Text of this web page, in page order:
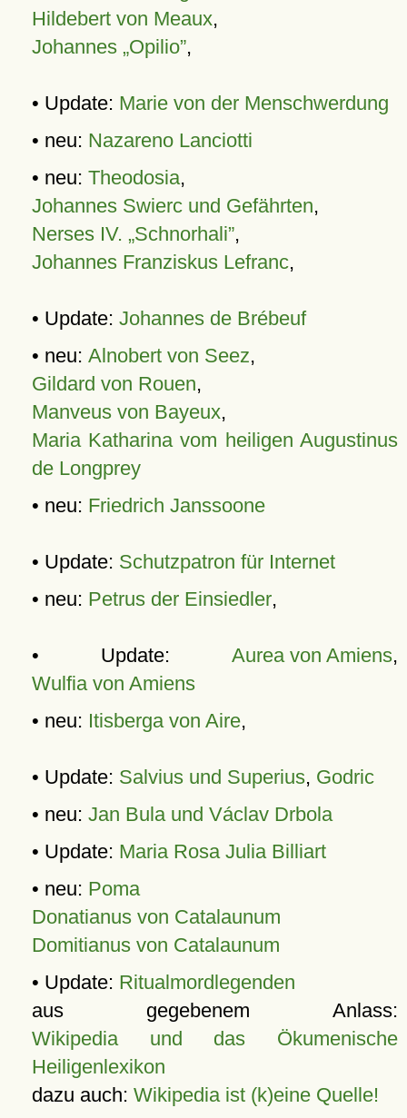
Hildebert von Meaux,
Johannes „Opilio”,
• Update: Marie von der Menschwerdung
• neu: Nazareno Lanciotti
• neu: Theodosia,
Johannes Swierc und Gefährten,
Nerses IV. „Schnorhali”,
Johannes Franziskus Lefranc,
• Update: Johannes de Brébeuf
• neu: Alnobert von Seez,
Gildard von Rouen,
Manveus von Bayeux,
Maria Katharina vom heiligen Augustinus
de Longprey
• neu: Friedrich Janssoone
• Update: Schutzpatron für Internet
• neu: Petrus der Einsiedler,
• Update: Aurea von Amiens,
Wulfia von Amiens
• neu: Itisberga von Aire,
• Update: Salvius und Superius, Godric
• neu: Jan Bula und Václav Drbola
• Update: Maria Rosa Julia Billiart
• neu: Poma
Donatianus von Catalaunum
Domitianus von Catalaunum
• Update: Ritualmordlegenden
aus gegebenem Anlass:
Wikipedia und das Ökumenische
Heiligenlexikon
dazu auch: Wikipedia ist (k)eine Quelle!